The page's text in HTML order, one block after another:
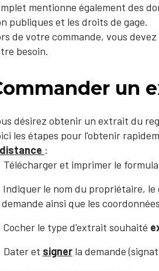
mentionne également des
publiques et les droits de gage.
de votre commande, vous
besoin.
un
désirez obtenir un extrait du
les étapes pour l'obtenir
:
Télécharger et imprimer le
Indiquer le nom du propriétaire,
demande ainsi que les
Cocher le type d'extrait souhaité
Dater et signerla demande